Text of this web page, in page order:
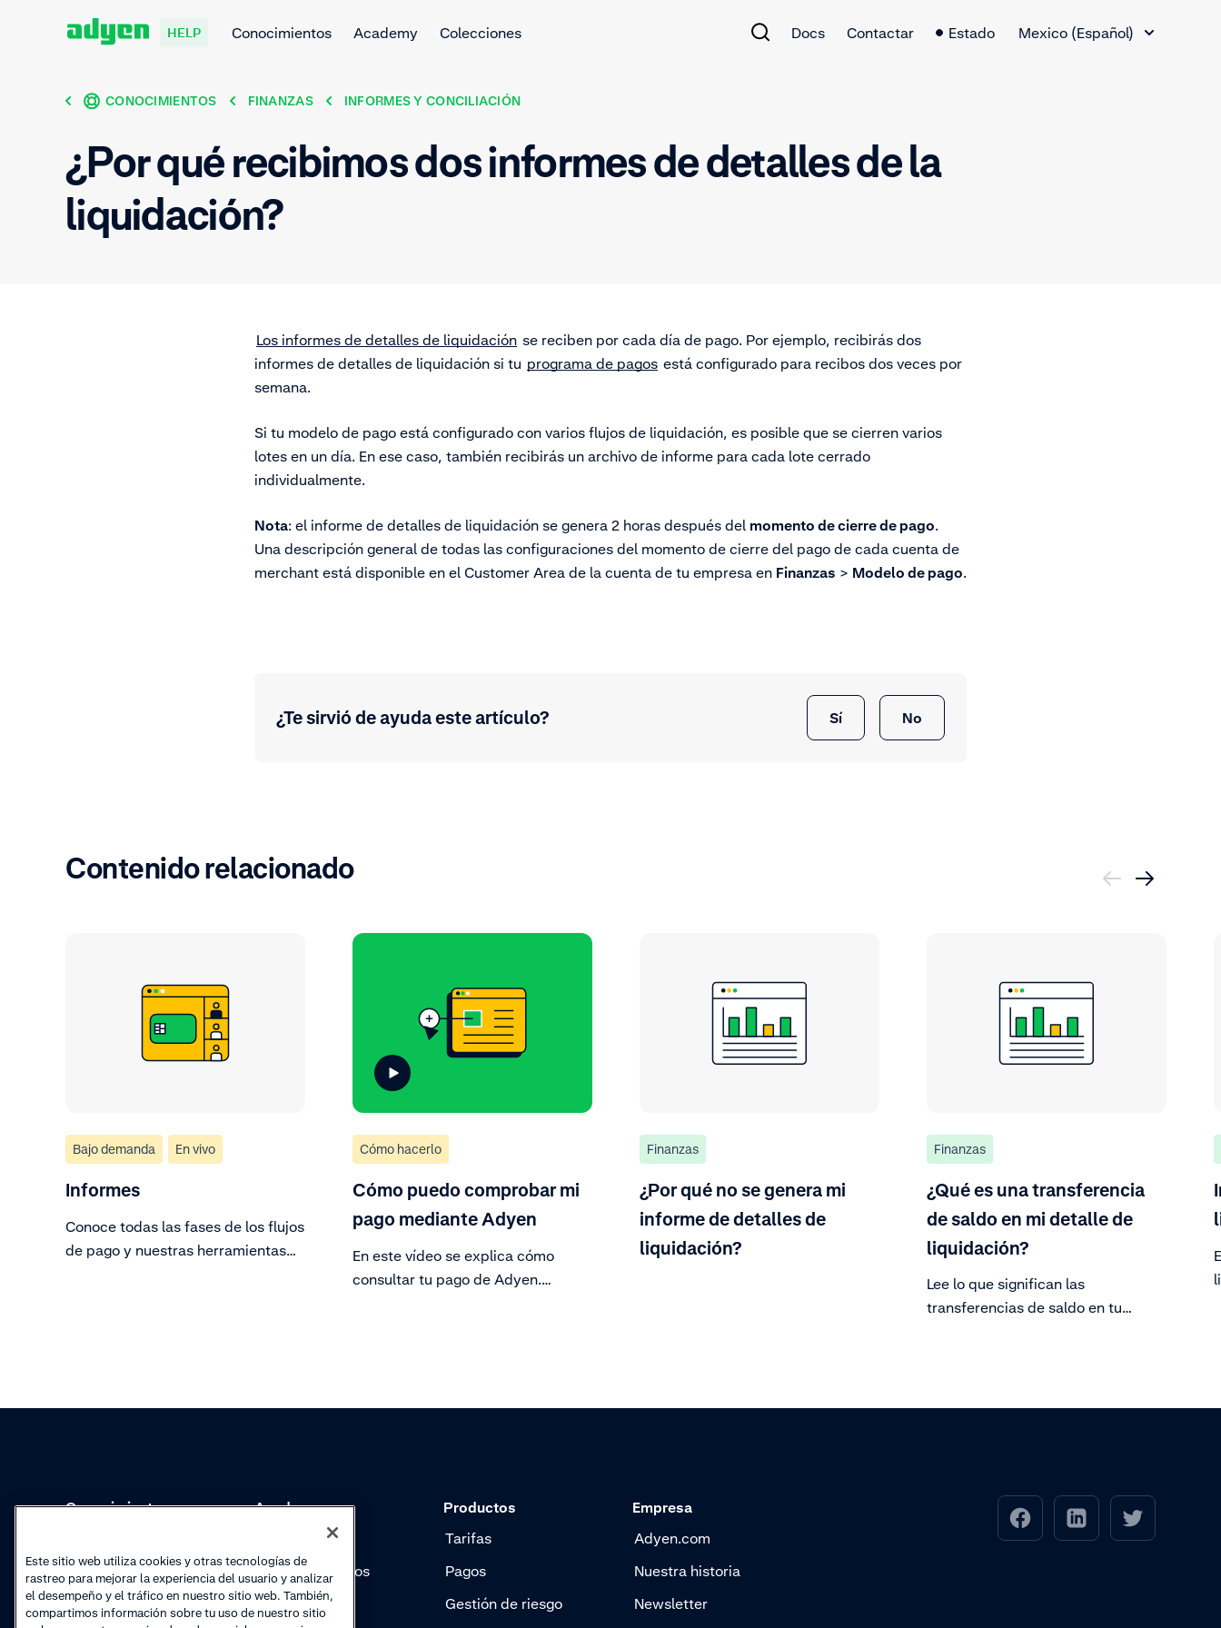
HELP Conocimientos Academy Colecciones Docs Contactar Estado
Mexico (Español)
CONOCIMIENTOS FINANZAS INFORMES Y CONCILIACIÓN
¿Por qué recibimos dos informes de detalles de la
liquidación?
Los informes de detalles de liquidación se reciben por cada día de pago. Por ejemplo, recibirás dos
informes de detalles de liquidación si tu programa de pagos está configurado para recibos dos veces por
semana.
Si tu modelo de pago está configurado con varios flujos de liquidación, es posible que se cierren varios
lotes en un día. En ese caso, también recibirás un archivo de informe para cada lote cerrado
individualmente.
Nota: el informe de detalles de liquidación se genera 2 horas después del momento de cierre de pago.
Una descripción general de todas las configuraciones del momento de cierre del pago de cada cuenta de
merchant está disponible en el Customer Area de la cuenta de tu empresa en Finanzas > Modelo de pago.
¿Te sirvió de ayuda este artículo? Sí No
Contenido relacionado
Bajo demanda En vivo
Informes
Conoce todas las fases de los flujos
de pago y nuestras herramientas
Cómo hacerlo
Cómo puedo comprobar mi
pago mediante Adyen
En este vídeo se explica cómo
consultar tu pago de Adyen.
Finanzas
¿Por qué no se genera mi
informe de detalles de
liquidación?
Finanzas
¿Qué es una transferencia
de saldo en mi detalle de
liquidación?
Lee lo que significan las
transferencias de saldo en tu
Conocimientos
Actualizaciones de
productos
Academy
Vídeos prácticos
Productos
Tarifas
Pagos
Gestión de riesgo
Empresa
Adyen.com
Nuestra historia
Newsletter
Este sitio web utiliza cookies y otras tecnologías de
rastreo para mejorar la experiencia del usuario y analizar
el desempeño y el tráfico en nuestro sitio web. También,
compartimos información sobre tu uso de nuestro sitio